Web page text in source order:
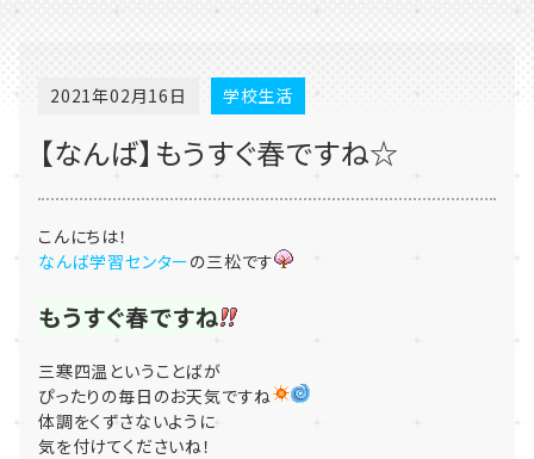
2021年02月16日 学校生活
【なんば】もうすぐ春ですね☆
こんにちは！
なんば学習センターの三松です
もうすぐ春ですね
三寒四温ということばが
ぴったりの毎日のお天気ですね
体調をくずさないように
気を付けてくださいね！